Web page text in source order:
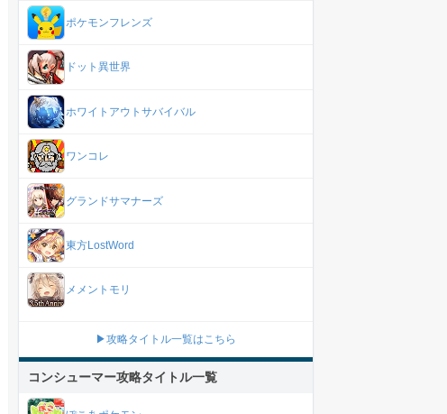
ポケモンフレンズ
ドット異世界
ホワイトアウトサバイバル
ワンコレ
グランドサマナーズ
東方LostWord
メメントモリ
▶攻略タイトル一覧はこちら
コンシューマー攻略タイトル一覧